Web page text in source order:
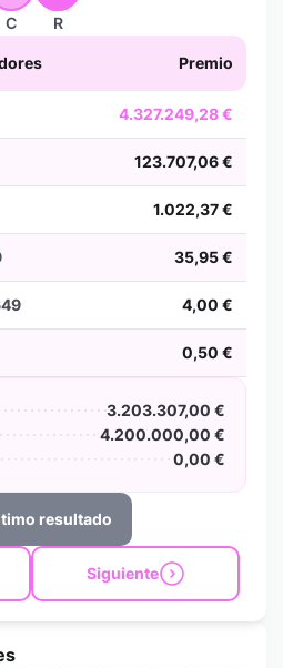
C R
Premio
4.327.249,28 €
123.707,06 €
1.022,37 €
35,95 €
4,00 €
0,50 €
3.203.307,00 €
4.200.000,00 €
0,00 €
resultado
Siguiente